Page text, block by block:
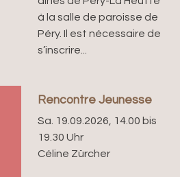
à la salle de paroisse de
Péry. Il est nécessaire de
s’inscrire...
Rencontre Jeunesse
Sa. 19.09.2026, 14.00 bis
19.30 Uhr
Céline Zürcher